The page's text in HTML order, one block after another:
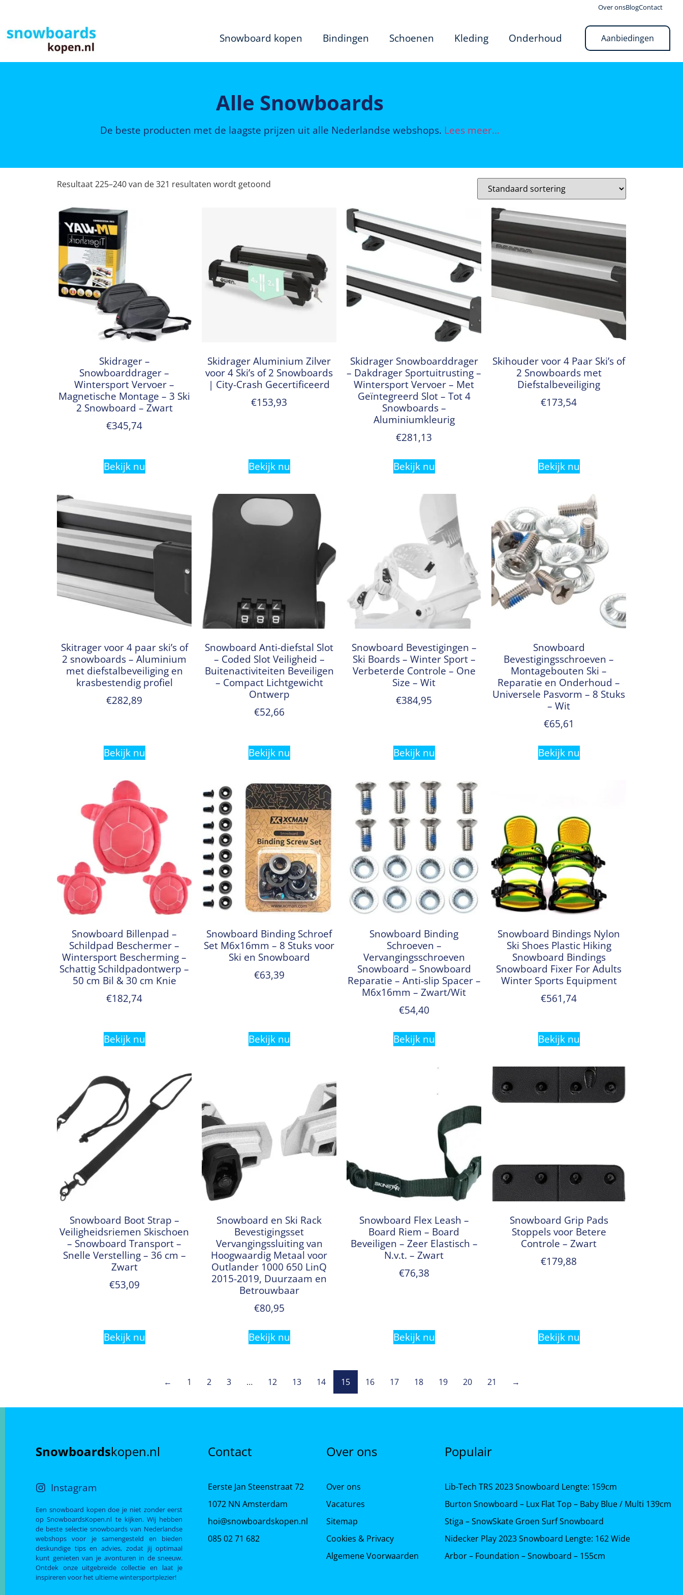
Over onsBlogContact
Snowboard kopen Bindingen Schoenen Kleding Onderhoud Aanbiedingen
Alle Snowboards
De beste producten met de laagste prijzen uit alle Nederlandse webshops. Lees meer…
Resultaat 225–240 van de 321 resultaten wordt getoond
Skidrager –
Snowboarddrager –
Wintersport Vervoer –
Magnetische Montage – 3 Ski
2 Snowboard – Zwart
€345,74
Bekijk nu
Skidrager Aluminium Zilver
voor 4 Ski’s of 2 Snowboards
| City-Crash Gecertificeerd
€153,93
Bekijk nu
Skidrager Snowboarddrager
– Dakdrager Sportuitrusting –
Wintersport Vervoer – Met
Geïntegreerd Slot – Tot 4
Snowboards –
Aluminiumkleurig
€281,13
Bekijk nu
Skihouder voor 4 Paar Ski’s of
2 Snowboards met
Diefstalbeveiliging
€173,54
Bekijk nu
Skitrager voor 4 paar ski’s of
2 snowboards – Aluminium
met diefstalbeveiliging en
krasbestendig profiel
€282,89
Bekijk nu
Snowboard Anti-diefstal Slot
– Coded Slot Veiligheid –
Buitenactiviteiten Beveiligen
– Compact Lichtgewicht
Ontwerp
€52,66
Bekijk nu
Snowboard Bevestigingen –
Ski Boards – Winter Sport –
Verbeterde Controle – One
Size – Wit
€384,95
Bekijk nu
Snowboard
Bevestigingsschroeven –
Montagebouten Ski –
Reparatie en Onderhoud –
Universele Pasvorm – 8 Stuks
– Wit
€65,61
Bekijk nu
Snowboard Billenpad –
Schildpad Beschermer –
Wintersport Bescherming –
Schattig Schildpadontwerp –
50 cm Bil & 30 cm Knie
€182,74
Bekijk nu
Snowboard Binding Schroef
Set M6x16mm – 8 Stuks voor
Ski en Snowboard
€63,39
Bekijk nu
Snowboard Binding
Schroeven –
Vervangingsschroeven
Snowboard – Snowboard
Reparatie – Anti-slip Spacer –
M6x16mm – Zwart/Wit
€54,40
Bekijk nu
Snowboard Bindings Nylon
Ski Shoes Plastic Hiking
Snowboard Bindings
Snowboard Fixer For Adults
Winter Sports Equipment
€561,74
Bekijk nu
Snowboard Boot Strap –
Veiligheidsriemen Skischoen
– Snowboard Transport –
Snelle Verstelling – 36 cm –
Zwart
€53,09
Bekijk nu
Snowboard en Ski Rack
Bevestigingsset
Vervangingssluiting van
Hoogwaardig Metaal voor
Outlander 1000 650 LinQ
2015-2019, Duurzaam en
Betrouwbaar
€80,95
Bekijk nu
Snowboard Flex Leash –
Board Riem – Board
Beveiligen – Zeer Elastisch –
N.v.t. – Zwart
€76,38
Bekijk nu
Snowboard Grip Pads
Stoppels voor Betere
Controle – Zwart
€179,88
Bekijk nu
← 1 2 3 … 12 13 14 15 16 17 18 19 20 21 →
Snowboardskopen.nl
Instagram
Een snowboard kopen doe je niet zonder eerst
op SnowboardsKopen.nl te kijken. Wij hebben
de beste selectie snowboards van Nederlandse
webshops voor je samengesteld en bieden
deskundige tips en advies, zodat jij optimaal
kunt genieten van je avonturen in de sneeuw.
Ontdek onze uitgebreide collectie en laat je
inspireren voor het ultieme wintersportplezier!
Contact
Eerste Jan Steenstraat 72
1072 NN Amsterdam
hoi@snowboardskopen.nl
085 02 71 682
Over ons
Over ons
Vacatures
Sitemap
Cookies & Privacy
Algemene Voorwaarden
Populair
Lib-Tech TRS 2023 Snowboard Lengte: 159cm
Burton Snowboard – Lux Flat Top – Baby Blue / Multi 139cm
Stiga – SnowSkate Groen Surf Snowboard
Nidecker Play 2023 Snowboard Lengte: 162 Wide
Arbor – Foundation – Snowboard – 155cm